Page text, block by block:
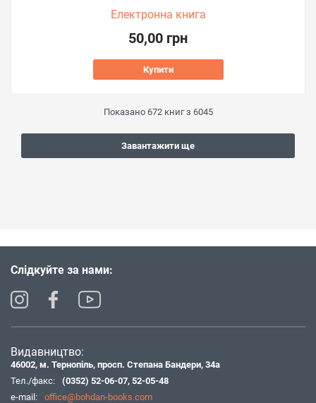
Електронна книга
50,00 грн
Купити
Показано 672книг з 6045
Завантажити ще
Слідкуйте за нами:
Видавництво:
46002, м. Тернопіль, просп. Степана Бандери, 34а
Тел./факс:
(0352) 52-06-07, 52-05-48
e-mail:
office@bohdan-books.com